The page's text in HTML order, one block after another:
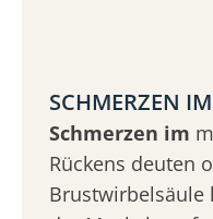
SCHMERZEN
Schmerzen im
Rückens deuten
Brustwirbelsäule